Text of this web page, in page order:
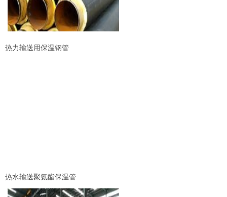
热力输送用保温钢管
热水输送聚氨酯保温管